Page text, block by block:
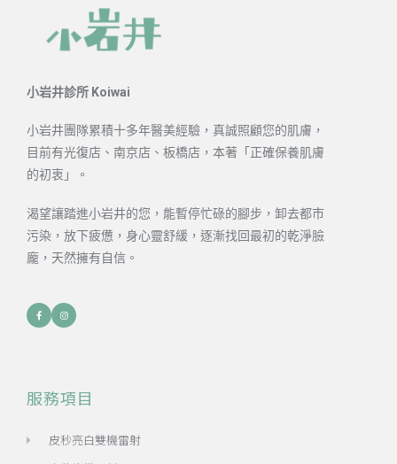
小岩井診所 Koiwai
小岩井團隊累積十多年醫美經驗，真誠照顧您的肌膚，
目前有光復店、南京店、板橋店，本著「正確保養肌膚
的初衷」。
渴望讓踏進小岩井的您，能暫停忙碌的腳步，卸去都市
污染，放下疲憊，身心靈舒緩，逐漸找回最初的乾淨臉
龐，天然擁有自信。
服務項目
皮秒亮白雙機雷射